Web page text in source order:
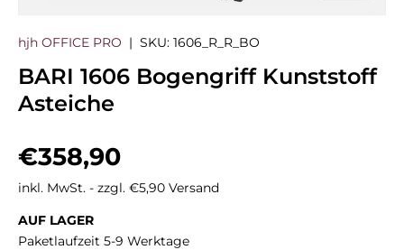
hjh OFFICE PRO | SKU: 1606_R_R_BO
BARI 1606 Bogengriff Kunststoff
Asteiche
Normaler Preis
€358,90
inkl. MwSt. - zzgl. €5,90 Versand
AUF LAGER
Paketlaufzeit 5-9 Werktage